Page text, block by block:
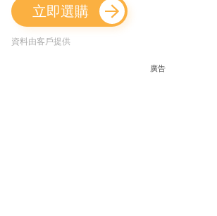
立即選購
資料由客戶提供
廣告